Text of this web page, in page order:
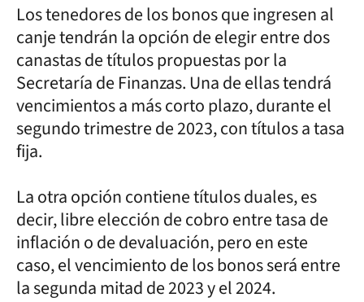
Los tenedores de los bonos que ingresen al
canje tendrán la opción de elegir entre dos
canastas de títulos propuestas por la
Secretaría de Finanzas. Una de ellas tendrá
vencimientos a más corto plazo, durante el
segundo trimestre de 2023, con títulos a tasa
fija.
La otra opción contiene títulos duales, es
decir, libre elección de cobro entre tasa de
inflación o de devaluación, pero en este
caso, el vencimiento de los bonos será entre
la segunda mitad de 2023 y el 2024.